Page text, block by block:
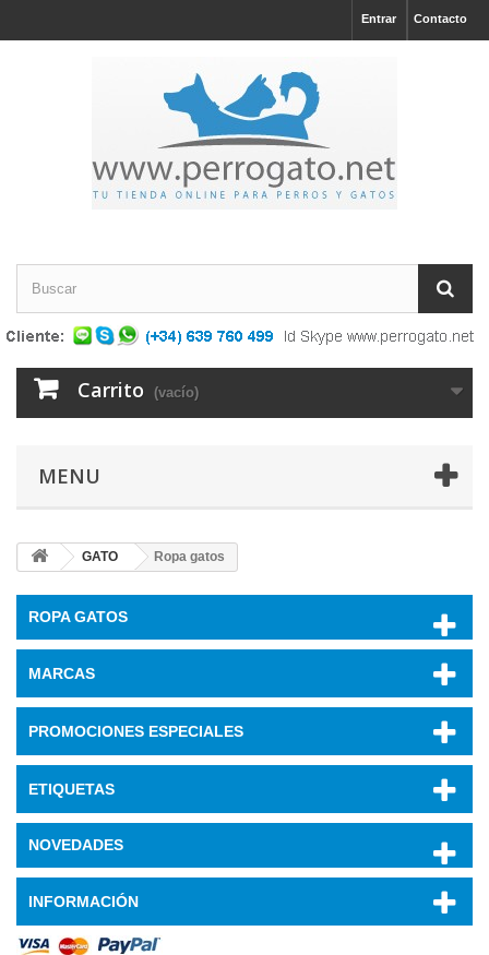
Contacto
Entrar
Carrito (vacío)
MENU
GATO Ropa gatos
ROPA GATOS
MARCAS
PROMOCIONES ESPECIALES
ETIQUETAS
NOVEDADES
INFORMACIÓN